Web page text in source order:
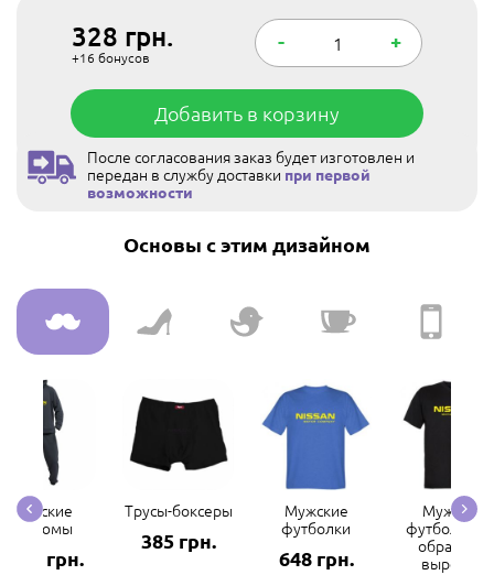
328 грн.
+16 бонусов
- +
Добавить в корзину
После согласования заказ будет изготовлен и
передан в службу доставки при первой
возможности
Основы с этим дизайном
Мужские
костюмы
грн.
Трусы-боксеры
385 грн.
Мужские
футболки
648 грн.
Мужские
футболки с
образным
вырезом